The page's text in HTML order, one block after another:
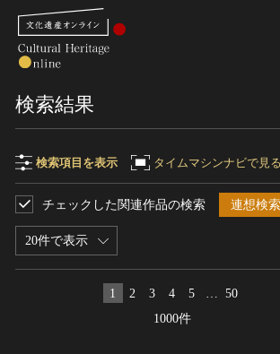
さらに詳細検索
トップ 媒体資料・
博物館、美
検索結果
検索項目を表示 タイムマシンナビで見る
20件で表示
チェックした関連作品の検索 連想検
1000件
1 2 3 4 5 50
検索項目
フリーワード